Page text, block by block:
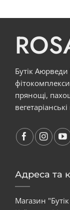
Бутік
прянощі,
Адреса та
Магазин